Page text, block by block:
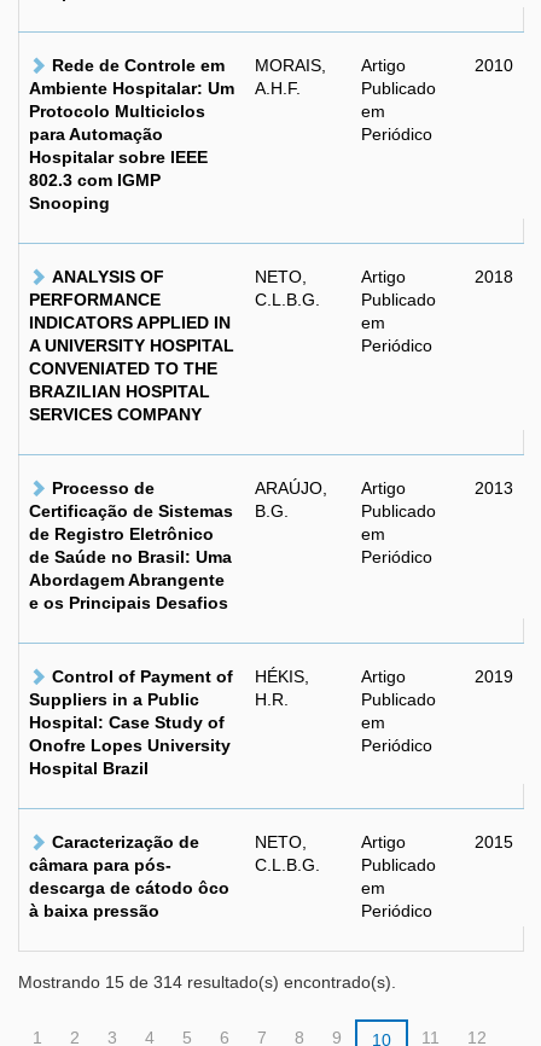
Rede de Controle em
Ambiente Hospitalar: Um
Protocolo Multiciclos
para Automação
Hospitalar sobre IEEE
802.3 com IGMP
Snooping
MORAIS,
A.H.F.
Artigo
Publicado
em
Periódico
2010
ANALYSIS OF
PERFORMANCE
INDICATORS APPLIED IN
A UNIVERSITY HOSPITAL
CONVENIATED TO THE
BRAZILIAN HOSPITAL
SERVICES COMPANY
NETO,
C.L.B.G.
Artigo
Publicado
em
Periódico
2018
Processo de
Certificação de Sistemas
de Registro Eletrônico
de Saúde no Brasil: Uma
Abordagem Abrangente
e os Principais Desafios
ARAÚJO,
B.G.
Artigo
Publicado
em
Periódico
2013
Control of Payment of
Suppliers in a Public
Hospital: Case Study of
Onofre Lopes University
Hospital Brazil
HÉKIS,
H.R.
Artigo
Publicado
em
Periódico
2019
Caracterização de
câmara para pós-
descarga de cátodo ôco
à baixa pressão
NETO,
C.L.B.G.
Artigo
Publicado
em
Periódico
2015
Mostrando 15 de 314 resultado(s) encontrado(s).
1 2 3 4 5 6 7 8 9 10 11 12